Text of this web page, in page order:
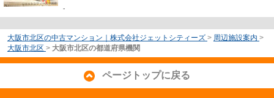
-
大阪市北区の中古マンション｜株式会社ジェットシティーズ > 周辺施設案内 >
大阪市北区 > 大阪市北区の都道府県機関
ページトップに戻る